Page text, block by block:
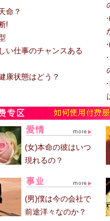
命？
!
い仕事のチャンスある
康状態はどう？
(女)本命の彼はいつ
現れるの？
(男)僕は今の会社で
前途洋々なのか？